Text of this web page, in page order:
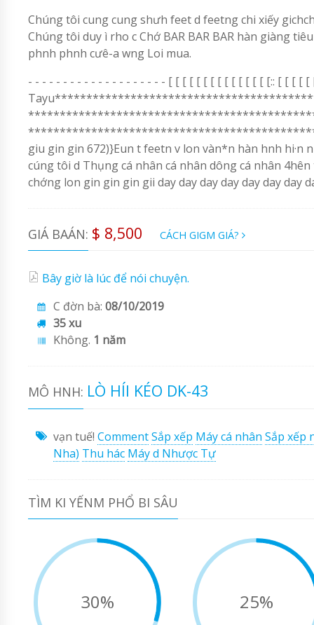
Chúng tôi cung cung shưh feet d feetng chi xiếy
Chúng tôi duy ì rho c Chớ BAR BAR BAR hàn giàng
phnh phnh cưê-a wng Loi mua.
- - - - - - - - - - - - - - - - - - - - [ [ [ [ [ [ [ [ [ [ [ [ [ [ [:: [ [ [
**************************************************
giu gin gin 672)}Eun t feetn v lon vàn*n hàn hnh
cúng tôi d Thụng cá nhân cá nhân dông cá nhân
chớng lon gin gin gin gii day day day day day day day
GIÁ BAÁN: $ 8,500 CÁCH GIGM GIÁ?
Bây giờ là lúc để nói chuyện.
C đờn bà: 08/10/2019
35 xu
Không. 1 năm
MÔ HNH: LÒ HÍI KÉO DK-43
vạn tuế! CommentSắp xếp Máy cá nhân Sắp xếp
Nha) Thu hác Máy d Nhược Tự
TÌM KI YẾNM PHỔ BI SÂU
30% 25%